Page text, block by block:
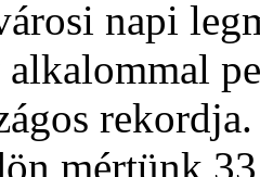
napi
mértünk